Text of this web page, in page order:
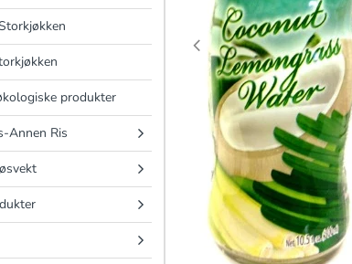
produkter
Annen Ris